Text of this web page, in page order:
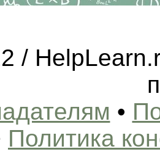
/
•
Политика